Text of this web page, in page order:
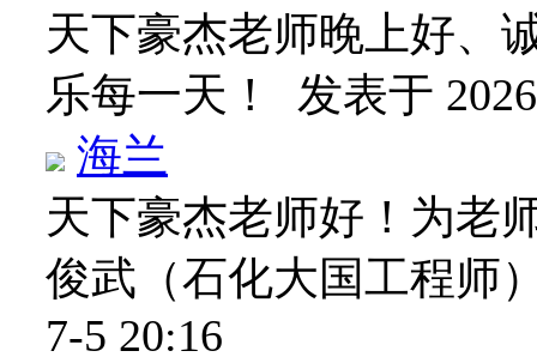
天下豪杰老师晚上好、
乐每一天！ 发表于
海兰
天下豪杰老师好！为老
俊武（石化大国工程师
7-5 20:16